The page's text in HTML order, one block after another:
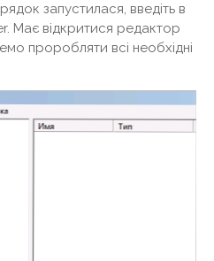
запустилася, введіть в
Має відкритися редактор
проробляти всі необхідні